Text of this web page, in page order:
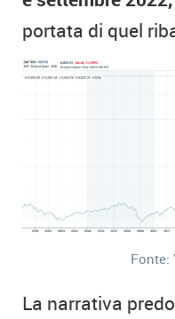
portata di quel
Fonte:
La narrativa